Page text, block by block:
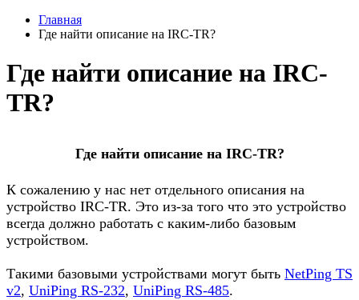
Главная
Где найти описание на IRC-TR?
Где найти описание на IRC-
TR?
Где найти описание на IRC-TR?
К сожалению у нас нет отдельного описания на
устройство IRC-TR. Это из-за того что это устройство
всегда должно работать с каким-либо базовым
устройством.
Такими базовыми устройствами могут быть NetPing TS
v2, UniPing RS-232, UniPing RS-485.